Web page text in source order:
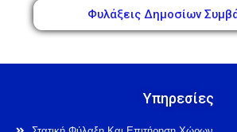
Φυλάξεις Δημοσίων
Υπηρεσίες